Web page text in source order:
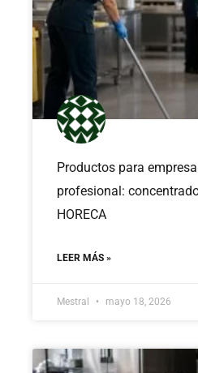
Productos para
profesional:
HORECA
LEER MÁS »
Mestral mayo 18, 2026